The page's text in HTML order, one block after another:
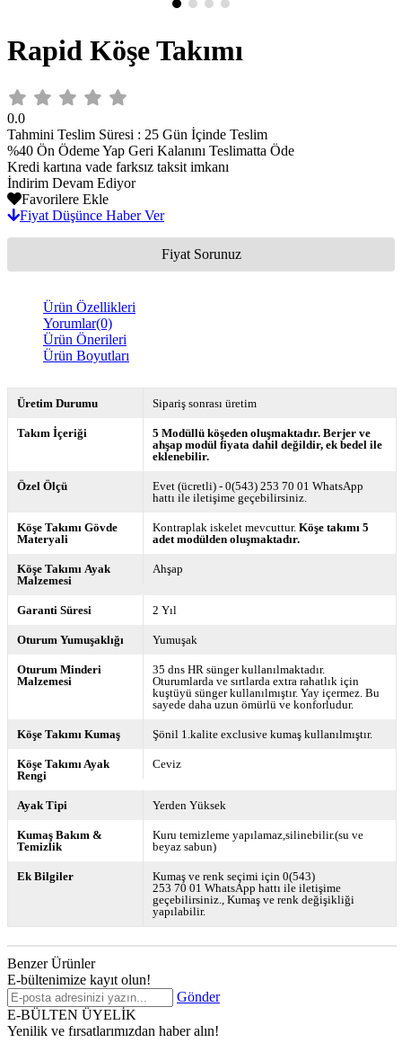
Rapid Köşe Takımı
0.0
Tahmini Teslim Süresi : 25 Gün İçinde Teslim
%40 Ön Ödeme Yap Geri Kalanını Teslimatta Öde
Kredi kartına vade farksız taksit imkanı
İndirim Devam Ediyor
Favorilere Ekle
Fiyat Düşünce Haber Ver
Fiyat Sorunuz
Ürün Özellikleri
Yorumlar(0)
Ürün Önerileri
Ürün Boyutları
Üretim Durumu Sipariş sonrası üretim
Takım İçeriği
5 Modüllü köşeden oluşmaktadır. Berjer ve
ahşap modül fiyata dahil değildir, ek bedel ile
eklenebilir.
Özel Ölçü
Evet (ücretli) - 0(543) 253 70 01 WhatsApp
hattı ile iletişime geçebilirsiniz.
Köşe Takımı Gövde
Materyali
Kontraplak iskelet mevcuttur. Köşe takımı 5
adet modülden oluşmaktadır.
Köşe Takımı Ayak
Malzemesi
Ahşap
Garanti Süresi 2 Yıl
Oturum Yumuşaklığı Yumuşak
Oturum Minderi
Malzemesi
35 dns HR sünger kullanılmaktadır.
Oturumlarda ve sırtlarda extra rahatlık için
kuştüyü sünger kullanılmıştır. Yay içermez. Bu
sayede daha uzun ömürlü ve konforludur.
Köşe Takımı Kumaş Şönil 1.kalite exclusive kumaş kullanılmıştır.
Köşe Takımı Ayak
Rengi
Ceviz
Ayak Tipi Yerden Yüksek
Kumaş Bakım &
Temizlik
Kuru temizleme yapılamaz,silinebilir.(su ve
beyaz sabun)
Ek Bilgiler
Kumaş ve renk seçimi için 0(543)
253 70 01 WhatsApp hattı ile iletişime
geçebilirsiniz. Kumaş ve renk değişikliği
yapılabilir.
Benzer Ürünler
E-bültenimize kayıt olun!
Gönder
E-BÜLTEN ÜYELİK
Yenilik ve fırsatlarımızdan haber alın!